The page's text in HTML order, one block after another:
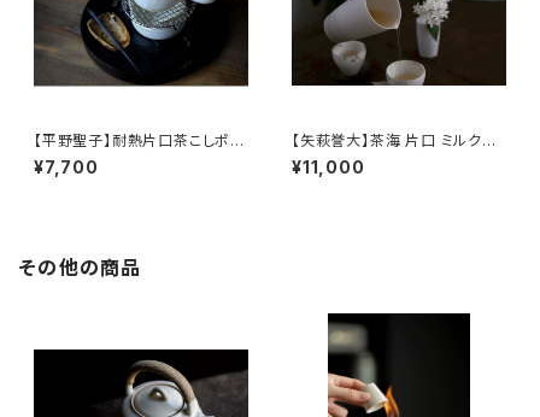
【平野聖子】耐熱片口茶こしポッ
ト / 【Masako Hirano】Heat-r
esistant spout tea strainer
¥7,700
【矢萩誉大】茶海 片口 ミルクピ
ッチャー / 【Takahiro Yahagi】
Fair cup Katakuchi Milk pit
¥11,000
その他の商品